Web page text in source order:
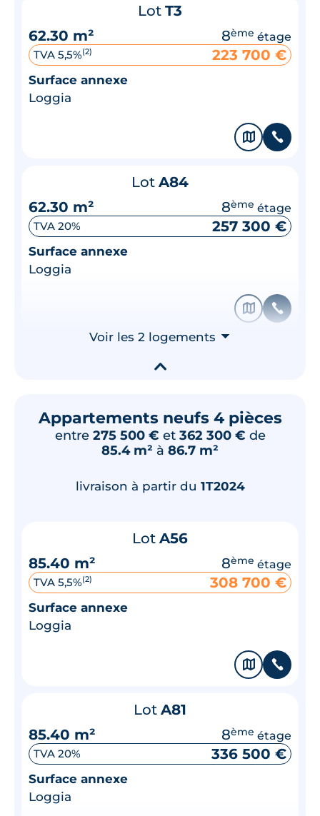
Lot T3
62.30 m²
8ème étage
TVA 5,5%(2) 223 700 €
Surface annexe
Loggia
🗞 📞
Lot A84
62.30 m²
8ème étage
TVA 20% 257 300 €
Surface annexe
Loggia
🗞 📞
Voir les 2 logements ⮟
▾
Appartements neufs 4 pièces
entre 275 500 € et 362 300 € de
85.4 m² à 86.7 m²
livraison à partir du 1T2024
Lot A56
85.40 m²
8ème étage
TVA 5,5%(2) 308 700 €
Surface annexe
Loggia
🗞 📞
Lot A81
85.40 m²
8ème étage
TVA 20% 336 500 €
Surface annexe
Loggia